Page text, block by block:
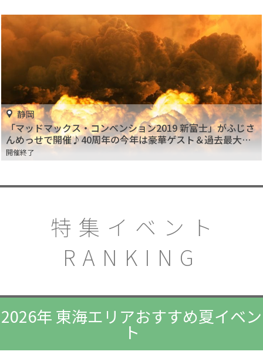
静岡
「マッドマックス・コンベンション2019 新富士」がふじさ
んめっせで開催♪40周年の今年は豪華ゲスト＆過去最大規
模！ファンは参加必須！
開催終了
特集イベント
RANKING
2026年 東海エリアおすすめ夏イベン
ト